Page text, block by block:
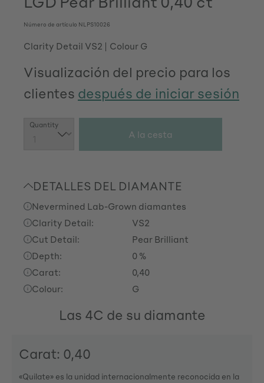
Número de artículo NLPS10026
Clarity Detail VS2 Colour G
Visualización del precio para los
clientes después de iniciar sesión
Cantidad del producto: introduce la
Quantity
A la cesta
DETALLES DEL DIAMANTE
Nevermined Lab-Grown diamantes
Clarity Detail:
VS2
Cut Detail:
Pear Brilliant
Depth:
0 %
Carat:
0,40
Colour:
G
Las 4C de su diamante
Carat: 0,40
«Quilate» es la unidad internacionalmente reconocida en la